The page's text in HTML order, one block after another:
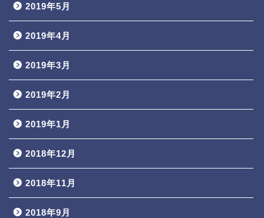
2019年5月
2019年4月
2019年3月
2019年2月
2019年1月
2018年12月
2018年11月
2018年9月